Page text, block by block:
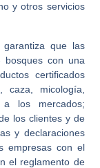
y otros servicios
que las
bosques con una
certificados
caza, micología,
los mercados;
los clientes y de
y declaraciones
empresas con el
el reglamento de